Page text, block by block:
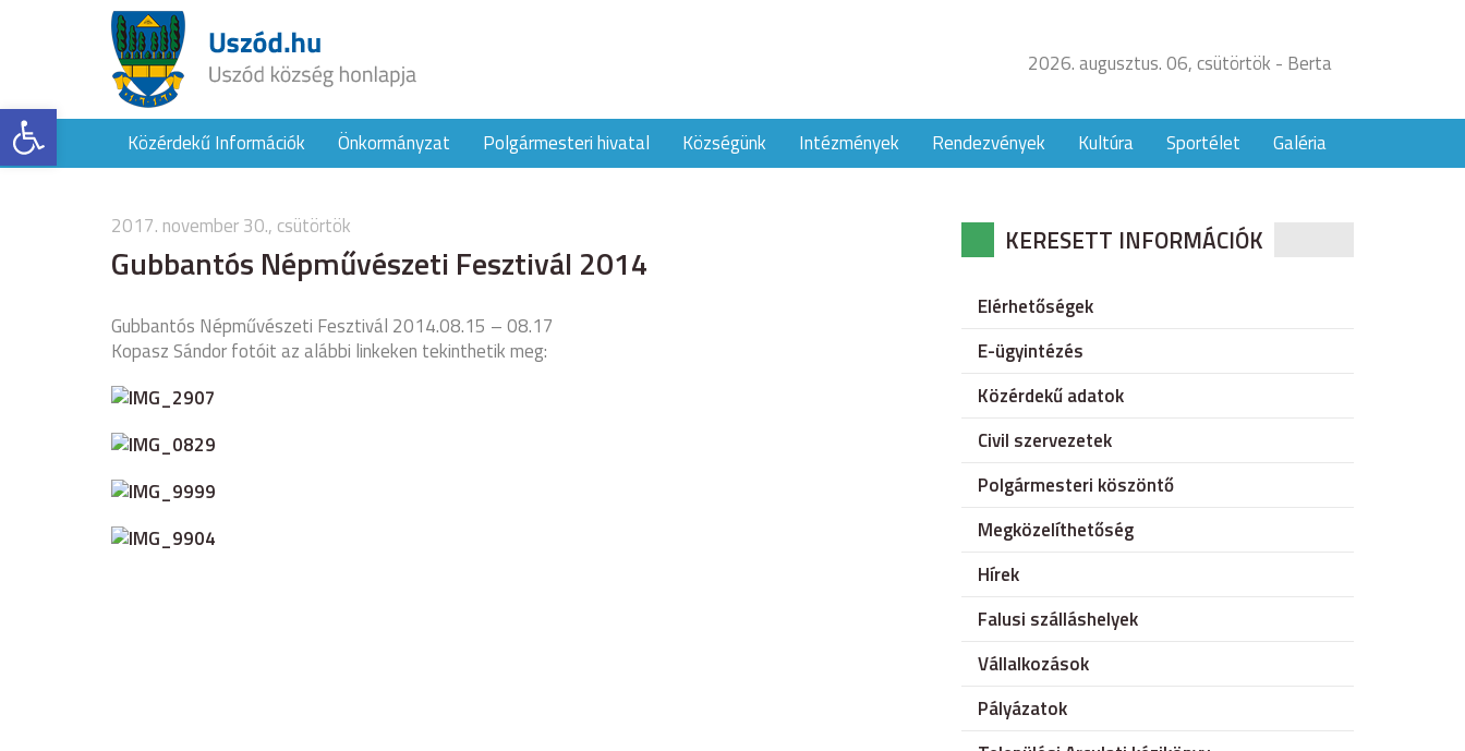
Eszköztár megnyitása
2026. augusztus. 06, csütörtök - Berta
Közérdekű Információk Önkormányzat Polgármesteri hivatal Községünk Intézmények Rendezvények Kultúra Sportélet Galéria
2017. november 30., csütörtök
Gubbantós Népművészeti Fesztivál 2014
Gubbantós Népművészeti Fesztivál 2014.08.15 – 08.17
Kopasz Sándor fotóit az alábbi linkeken tekinthetik meg:
KERESETT INFORMÁCIÓK
Elérhetőségek
E-ügyintézés
Közérdekű adatok
Civil szervezetek
Polgármesteri köszöntő
Megközelíthetőség
Hírek
Falusi szálláshelyek
Vállalkozások
Pályázatok